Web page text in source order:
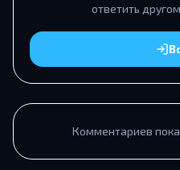
ответить
Комментариев